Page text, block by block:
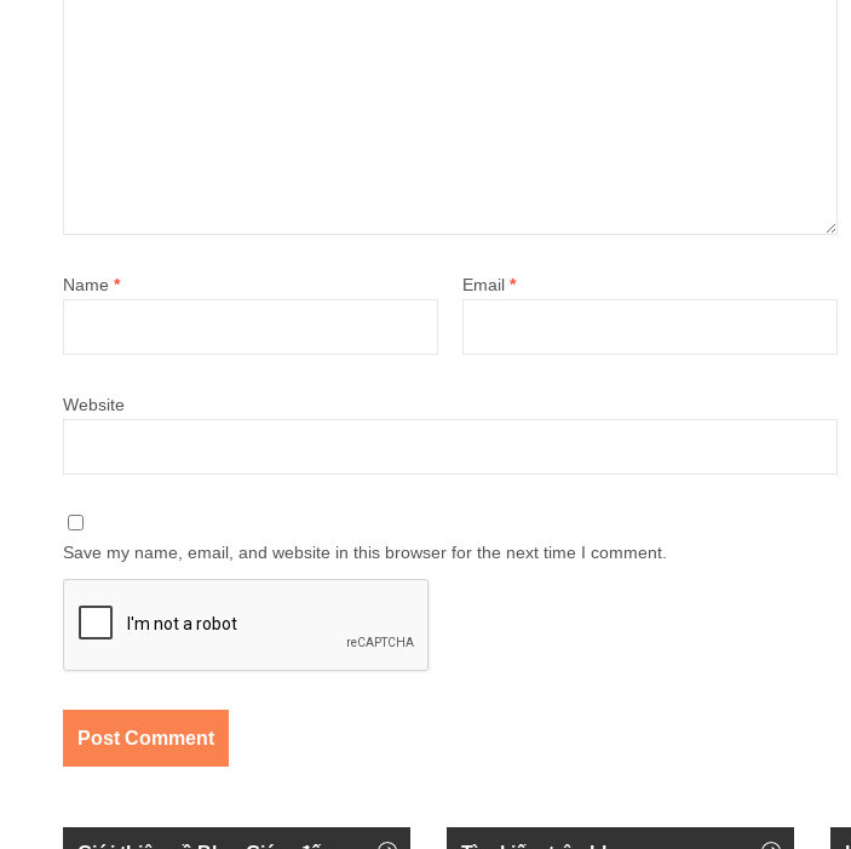
Name * Email *
Website
Save my name, email, and website in this browser for the next time I comment.